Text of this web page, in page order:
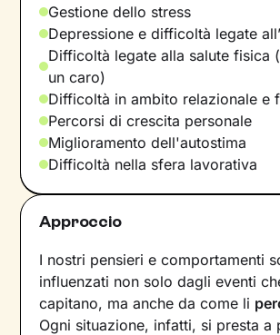
Gestione dello stress
Depressione e difficoltà legate
Difficoltà legate alla salute fisica
un caro)
Difficoltà in ambito relazionale e
Percorsi di crescita personale
Miglioramento dell'autostima
Difficoltà nella sfera lavorativa
Approccio
I nostri pensieri e comportamenti
influenzati non solo dagli eventi
capitano, ma anche da come li
Ogni situazione, infatti, si presta a